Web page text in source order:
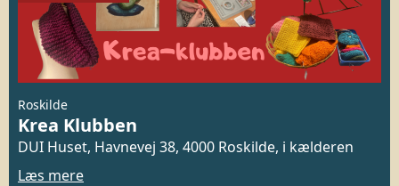
Roskilde
Krea Klubben
DUI Huset, Havnevej 38, 4000 Roskilde, i kælderen
Læs mere